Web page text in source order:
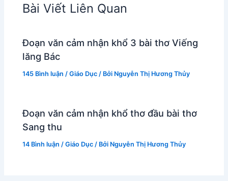
Bài Viết Liên Quan
Đoạn văn cảm nhận khổ 3 bài thơ Viếng
lăng Bác
145 Bình luận /Giáo Dục / Bởi Nguyễn Thị Hương Thủy
Đoạn văn cảm nhận khổ thơ đầu bài thơ
Sang thu
14 Bình luận /Giáo Dục / Bởi Nguyễn Thị Hương Thủy